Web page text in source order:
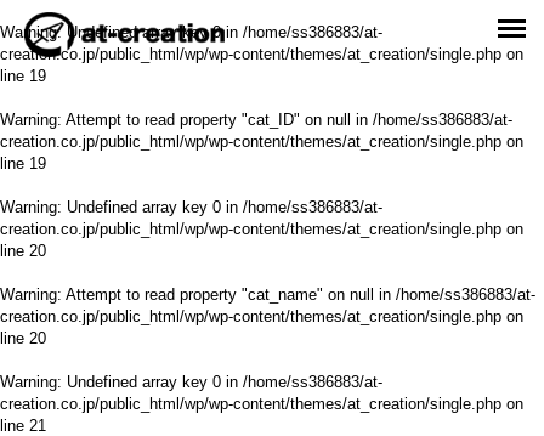
Warning: Undefined array key 0 in /home/ss386883/at-
creation.co.jp/public_html/wp/wp-content/themes/at_creation/single.php on
line 19
Warning: Attempt to read property "cat_ID" on null in /home/ss386883/at-
creation.co.jp/public_html/wp/wp-content/themes/at_creation/single.php on
line 19
Warning: Undefined array key 0 in /home/ss386883/at-
creation.co.jp/public_html/wp/wp-content/themes/at_creation/single.php on
line 20
Warning: Attempt to read property "cat_name" on null in /home/ss386883/at-
creation.co.jp/public_html/wp/wp-content/themes/at_creation/single.php on
line 20
Warning: Undefined array key 0 in /home/ss386883/at-
creation.co.jp/public_html/wp/wp-content/themes/at_creation/single.php on
line 21